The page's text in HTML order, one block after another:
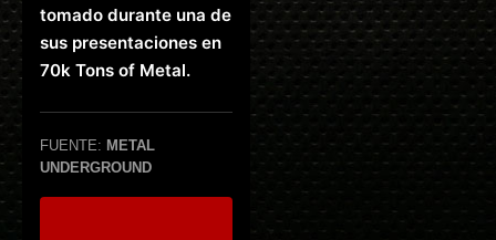
tomado durante una de
sus presentaciones en
70k Tons of Metal.
FUENTE: METAL
UNDERGROUND